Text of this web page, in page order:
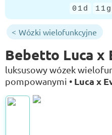
01d 11g
Wózki wielofunkcyjne
Bebetto Luca x
luksusowy wózek
pompowanymi • Luca x